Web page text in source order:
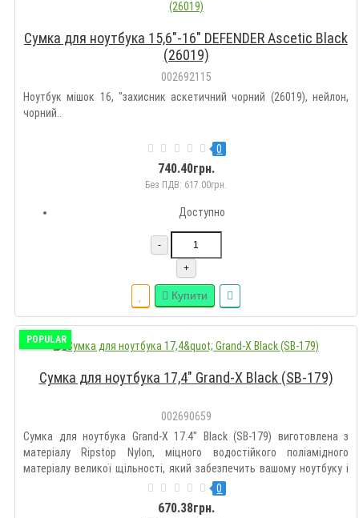
Сумка для ноутбука 15,6"-16" DEFENDER Ascetic Black
(26019)
002692115
Ноутбук мішок 16, "захисник аскетичний чорний (26019), нейлон,
чорний..
0
740.40грн.
Без ПДВ: 617.00грн.
Доступно
-
+
Купити
POPULAR
Сумка для ноутбука 17,4" Grand-X Black (SB-179)
002690659
Сумка для ноутбука Grand-X 17.4" Black (SB-179) виготовлена з
матеріалу Ripstop Nylon, міцного водостійкого поліамідного
матеріалу великої щільності, який забезпечить вашому ноутбуку і
аксесуарам надійний захист від дощу і снігу. Завдяки поліамідному
покриттю, сумка надовго збереже привабливий зовні..
0
670.38грн.